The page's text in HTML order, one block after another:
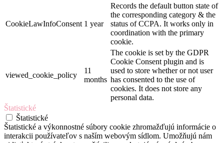
CookieLawInfoConsent 1 year
Records the default button state of
the corresponding category & the
status of CCPA. It works only in
coordination with the primary
cookie.
viewed_cookie_policy
11
months
The cookie is set by the GDPR
Cookie Consent plugin and is
used to store whether or not user
has consented to the use of
cookies. It does not store any
personal data.
Štatistické
Štatistické
Štatistické a výkonnostné súbory cookie zhromažďujú informácie o
interakcii používateľov s naším webovým sídlom. Umožňujú nám